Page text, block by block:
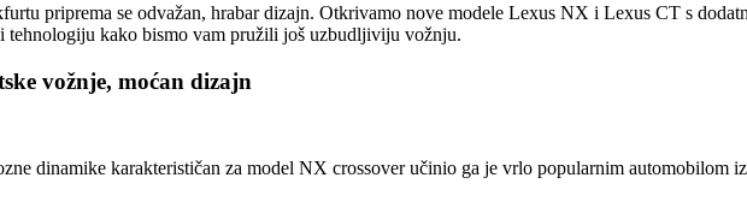
priprema se odvažan, hrabar dizajn. Otkrivamo nove modele Lexus NX i Lexus CT s
tehnologiju kako bismo vam pružili još uzbudljiviju vožnju.
vožnje, moćan dizajn
dinamike karakterističan za model NX crossover učinio ga je vrlo popularnim automobilom